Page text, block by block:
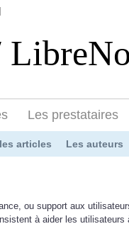
Les prestataires
articles Les auteurs
ou support aux
à aider les utilisateurs